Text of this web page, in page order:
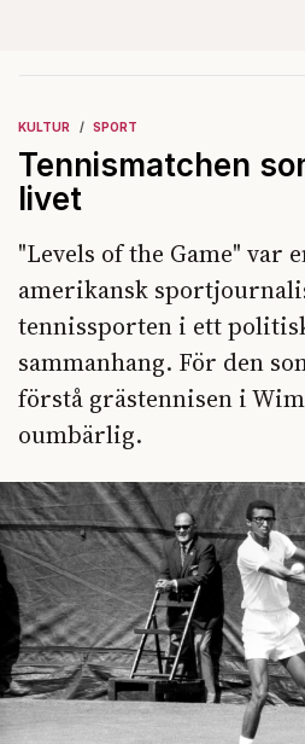
KULTUR SPORT
Tennismatchen
livet
"Levels of the Game" var
amerikansk
tennissporten i ett
sammanhang. För den
förstå grästennisen i
oumbärlig.